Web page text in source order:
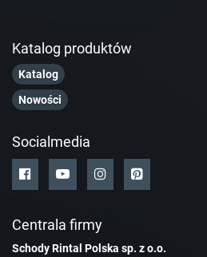
Katalog produktów
Katalog
Nowości
Socialmedia
Centrala firmy
Schody Rintal Polska sp. z o.o.